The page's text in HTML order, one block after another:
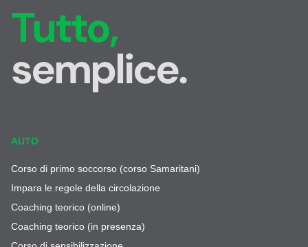
Tutto,
semplice.
AUTO
Corso di primo soccorso (corso Samaritani)
Impara le regole della circolazione
Coaching teorico (online)
Coaching teorico (in presenza)